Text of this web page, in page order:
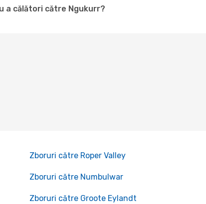
a călători către Ngukurr?
Zboruri către Roper Valley
Zboruri către Numbulwar
Zboruri către Groote Eylandt